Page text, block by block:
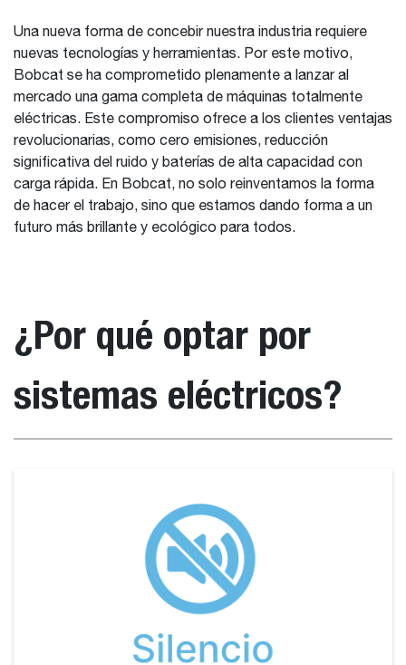
Una nueva forma de concebir nuestra industria requiere
nuevas tecnologías y herramientas. Por este motivo,
Bobcat se ha comprometido plenamente a lanzar al
mercado una gama completa de máquinas totalmente
eléctricas. Este compromiso ofrece a los clientes ventajas
revolucionarias, como cero emisiones, reducción
significativa del ruido y baterías de alta capacidad con
carga rápida. En Bobcat, no solo reinventamos la forma
de hacer el trabajo, sino que estamos dando forma a un
futuro más brillante y ecológico para todos.
¿Por qué optar por
sistemas eléctricos?